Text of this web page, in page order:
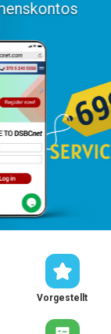
Mehr erfahren
Vorgestellt